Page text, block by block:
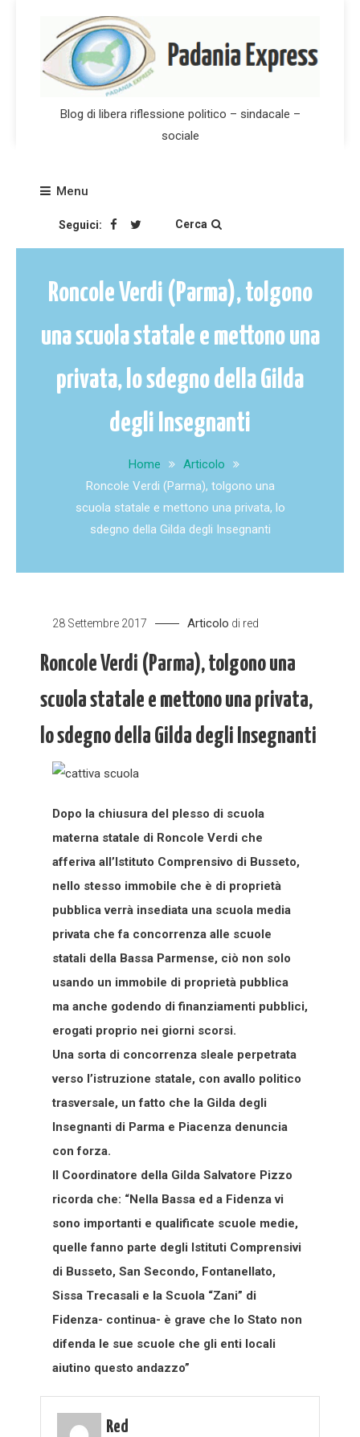
Blog di libera riflessione politico – sindacale –
sociale
Menu
Seguici: Cerca
Roncole Verdi (Parma), tolgono
una scuola statale e mettono una
privata, lo sdegno della Gilda
degli Insegnanti
Home
Articolo
Roncole Verdi (Parma), tolgono una
scuola statale e mettono una privata, lo
sdegno della Gilda degli Insegnanti
28 Settembre 2017 Articolo di red
Roncole Verdi (Parma), tolgono una
scuola statale e mettono una privata,
lo sdegno della Gilda degli Insegnanti
Dopo la chiusura del plesso di scuola
materna statale di Roncole Verdi che
afferiva all’Istituto Comprensivo di Busseto,
nello stesso immobile che è di proprietà
pubblica verrà insediata una scuola media
privata che fa concorrenza alle scuole
statali della Bassa Parmense, ciò non solo
usando un immobile di proprietà pubblica
ma anche godendo di finanziamenti pubblici,
erogati proprio nei giorni scorsi.
Una sorta di concorrenza sleale perpetrata
verso l’istruzione statale, con avallo politico
trasversale, un fatto che la Gilda degli
Insegnanti di Parma e Piacenza denuncia
con forza.
Il Coordinatore della Gilda Salvatore Pizzo
ricorda che: “Nella Bassa ed a Fidenza vi
sono importanti e qualificate scuole medie,
quelle fanno parte degli Istituti Comprensivi
di Busseto, San Secondo, Fontanellato,
Sissa Trecasali e la Scuola “Zani” di
Fidenza- continua- è grave che lo Stato non
difenda le sue scuole che gli enti locali
aiutino questo andazzo”
Red